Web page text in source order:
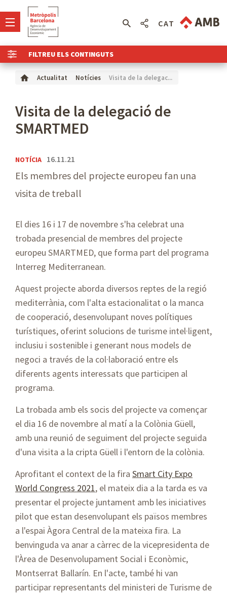
FILTREU ELS CONTINGUTS
CAT
Actualitat Notícies Visita de la delegac...
Visita de la delegació de
SMARTMED
NOTÍCIA 16.11.21
Els membres del projecte europeu fan una
visita de treball
El dies 16 i 17 de novembre s'ha celebrat una
trobada presencial de membres del projecte
europeu SMARTMED, que forma part del programa
Interreg Mediterranean.
Aquest projecte aborda diversos reptes de la regió
mediterrània, com l'alta estacionalitat o la manca
de cooperació, desenvolupant noves polítiques
turístiques, oferint solucions de turisme intel·ligent,
inclusiu i sostenible i generant nous models de
negoci a través de la col·laboració entre els
diferents agents interessats que participen al
programa.
La trobada amb els socis del projecte va començar
el dia 16 de novembre al matí a la Colònia Güell,
amb una reunió de seguiment del projecte seguida
d'una visita a la cripta Güell i l'entorn de la colònia.
Aprofitant el context de la fira Smart City Expo
World Congress 2021, el mateix dia a la tarda es va
presentar el projecte juntament amb les iniciatives
pilot que estan desenvolupant els països membres
a l'espai Àgora Central de la mateixa fira. La
benvinguda va anar a càrrec de la vicepresidenta de
l'Àrea de Desenvolupament Social i Econòmic,
Montserrat Ballarín. En l'acte, també hi van
participar representants del ministeri de Turisme de